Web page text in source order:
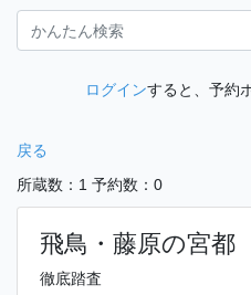
ログインすると、予約
戻る
所蔵数：1 予約数：0
飛鳥・藤原の宮都
徹底踏査